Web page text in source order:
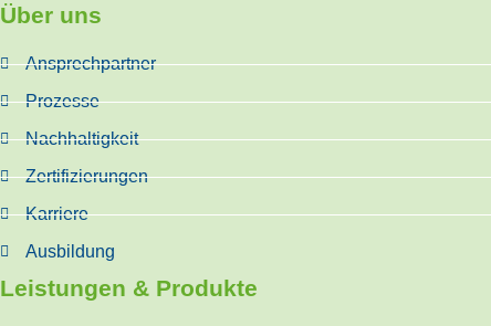
Über uns
Ansprechpartner
Prozesse
Nachhaltigkeit
Zertifizierungen
Karriere
Ausbildung
Leistungen & Produkte